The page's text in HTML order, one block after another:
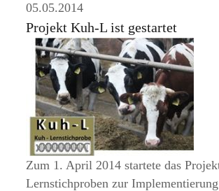
05.05.2014
Projekt Kuh-L ist gestartet
Zum 1. April 2014 startete das
Lernstichproben zur